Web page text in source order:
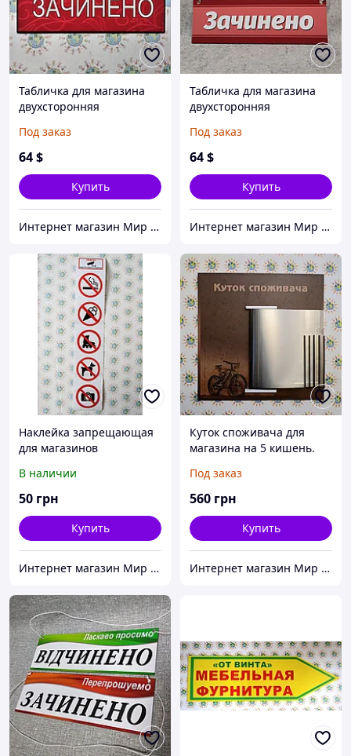
Табличка для магазина
двухсторонняя
Под заказ
64$
Купить
Интернет магазин Мир стендов. Товары из Украины
Табличка для магазина
двухсторонняя
(Красная)
Под заказ
64$
Купить
Интернет магазин Мир стендов. Товары из Украины
Наклейка запрещающая
для магазинов
В наличии
50 грн
Купить
Интернет магазин Мир стендов. Товары из Украины
Куток споживача для
магазина на 5 кишень.
Под заказ
560 грн
Купить
Интернет магазин Мир стендов. Товары из Украины